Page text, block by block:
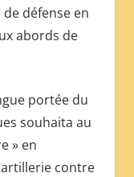
défense en
abords de
portée du
souhaita au
» en
contre